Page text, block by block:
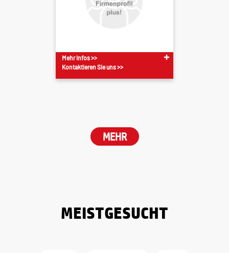
Mehr Infos >>
Kontaktieren Sie uns >>
MEHR
MEISTGESUCHT